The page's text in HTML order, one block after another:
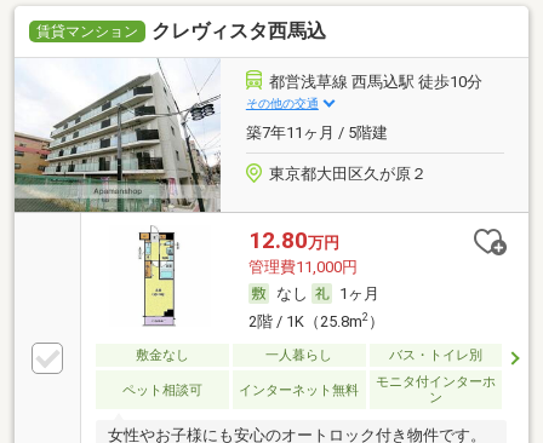
賃貸マンション クレヴィスタ西馬込
都営浅草線 西馬込駅 徒歩10分
その他の交通
築7年11ヶ月 / 5階建
東京都大田区久が原２
12.80万円
管理費11,000円
なし
1ヶ月
2階 / 1K（25.8m2）
敷金なし 一人暮らし バス・トイレ別
ペット相談可 インターネット無料
モニタ付インターホ
ン
女性やお子様にも安心のオートロック付き物件です。